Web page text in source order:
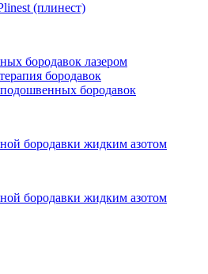
(плинест)
бородавок лазером
бородавок
бородавок
бородавки жидким азотом
бородавки жидким азотом